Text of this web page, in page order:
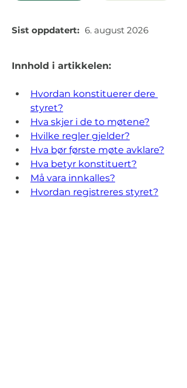
Sist oppdatert: 6. august 2026
Innhold i artikkelen:
Hvordan konstituerer dere
styret?
Hva skjer i de to møtene?
Hvilke regler gjelder?
Hva bør første møte avklare?
Hva betyr konstituert?
Må vara innkalles?
Hvordan registreres styret?